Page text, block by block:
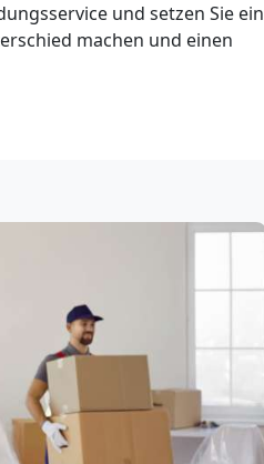
und setzen Sie ein
machen und einen